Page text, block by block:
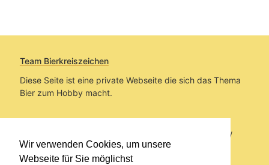
Wir verwenden Cookies, um unsere
Webseite für Sie möglichst
Team Bierkreiszeichen
Diese Seite ist eine private Webseite die sich das Thema
Bier zum Hobby macht.
Sie befinden sich auf https://www.bierkreiszeichen.at/
im Pfad:Übers Bier/Bierlokale